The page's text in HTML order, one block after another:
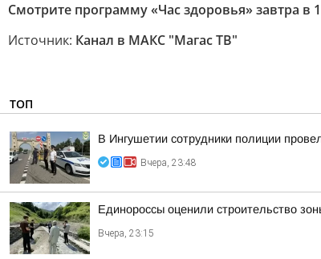
Смотрите программу «Час здоровья» завтра в
Источник: Канал в МАКС "Магас ТВ"
ТОП
В Ингушетии сотрудники полиции
Вчера, 23:48
Единороссы оценили строительство
Вчера, 23:15